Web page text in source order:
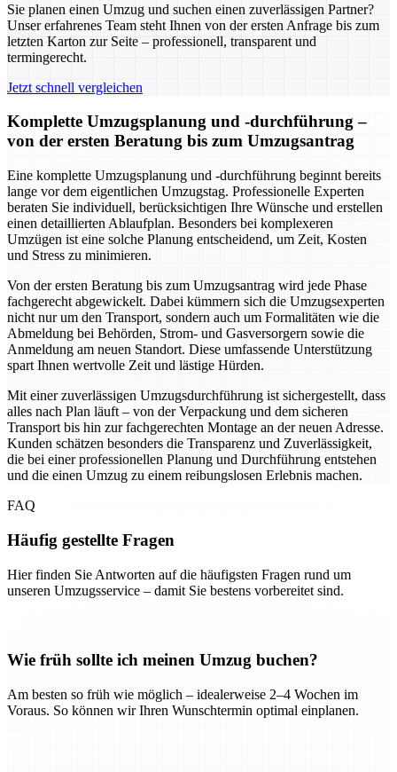
Sie planen einen Umzug und suchen einen zuverlässigen Partner?
Unser erfahrenes Team steht Ihnen von der ersten Anfrage bis zum
letzten Karton zur Seite – professionell, transparent und
termingerecht.
Jetzt schnell vergleichen
Komplette Umzugsplanung und -durchführung –
von der ersten Beratung bis zum Umzugsantrag
Eine komplette Umzugsplanung und -durchführung beginnt bereits
lange vor dem eigentlichen Umzugstag. Professionelle Experten
beraten Sie individuell, berücksichtigen Ihre Wünsche und erstellen
einen detaillierten Ablaufplan. Besonders bei komplexeren
Umzügen ist eine solche Planung entscheidend, um Zeit, Kosten
und Stress zu minimieren.
Von der ersten Beratung bis zum Umzugsantrag wird jede Phase
fachgerecht abgewickelt. Dabei kümmern sich die Umzugsexperten
nicht nur um den Transport, sondern auch um Formalitäten wie die
Abmeldung bei Behörden, Strom- und Gasversorgern sowie die
Anmeldung am neuen Standort. Diese umfassende Unterstützung
spart Ihnen wertvolle Zeit und lästige Hürden.
Mit einer zuverlässigen Umzugsdurchführung ist sichergestellt, dass
alles nach Plan läuft – von der Verpackung und dem sicheren
Transport bis hin zur fachgerechten Montage an der neuen Adresse.
Kunden schätzen besonders die Transparenz und Zuverlässigkeit,
die bei einer professionellen Planung und Durchführung entstehen
und die einen Umzug zu einem reibungslosen Erlebnis machen.
FAQ
Häufig gestellte Fragen
Hier finden Sie Antworten auf die häufigsten Fragen rund um
unseren Umzugsservice – damit Sie bestens vorbereitet sind.
Wie früh sollte ich meinen Umzug buchen?
Am besten so früh wie möglich – idealerweise 2–4 Wochen im
Voraus. So können wir Ihren Wunschtermin optimal einplanen.